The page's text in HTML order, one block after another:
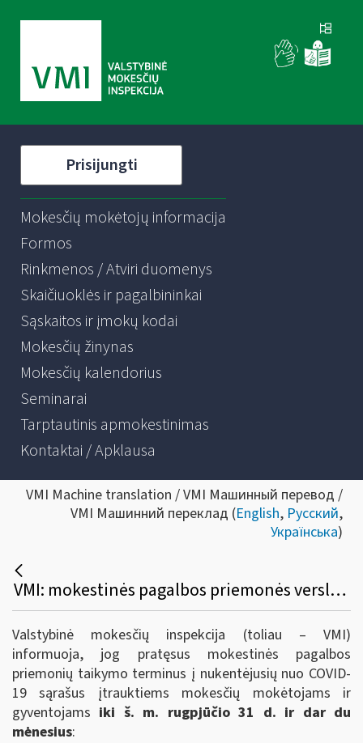
Prisijungti
Mokesčių mokėtojų informacija
Formos
Rinkmenos / Atviri duomenys
Skaičiuoklės ir pagalbininkai
Sąskaitos ir įmokų kodai
Mokesčių žinynas
Mokesčių kalendorius
Seminarai
Tarptautinis apmokestinimas
Kontaktai / Apklausa
VMI Machine translation / VMI Машинный перевод /
VMI Машинний переклад (English, Русский,
Українська)
VMI: mokestinės pagalbos priemonės verslui ir gyventojams pratęsiamos iki š. m. rugpjūčio 31 d. + 2 mėn.
Valstybinė mokesčių inspekcija (toliau – VMI)
informuoja, jog pratęsus mokestinės pagalbos
priemonių taikymo terminus į nukentėjusių nuo COVID-
19 sąrašus įtrauktiems mokesčių mokėtojams ir
gyventojams iki š. m. rugpjūčio 31 d. ir dar du
mėnesius: